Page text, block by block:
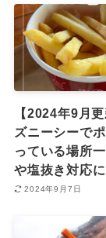
【2024年9月
ズニーシーで
っている場所
や塩抜き対応
2024年9月7日